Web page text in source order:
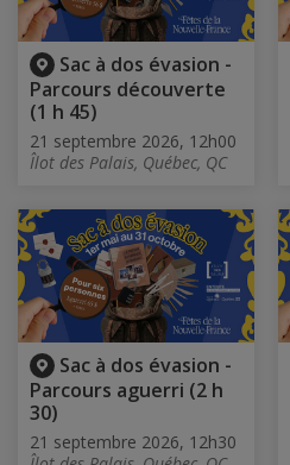
Sac à dos évasion -
Parcours découverte
(1 h 45)
21 septembre 2026, 12h00
Îlot des Palais, Québec, QC
Sac à dos évasion -
Parcours aguerri (2 h
30)
21 septembre 2026, 12h30